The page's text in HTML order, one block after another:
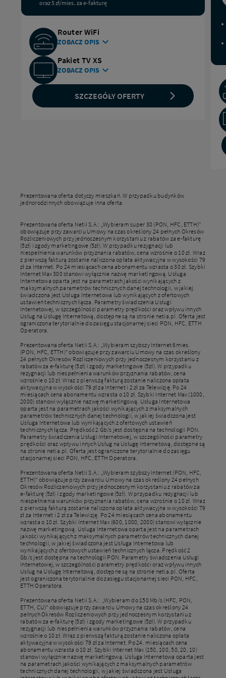
oraz 5 zł/mies. za e-fakturę
Router WiFi
ZOBACZ OPIS
CZYTAJ WIĘCEJ O ROUTERZE WIFI OD NETII
Pakiet TV XS
ZOBACZ OPIS
SZCZEGÓŁY OFERTY
Prezentowana oferta dotyczy mieszkań. W przypadku budynków
jednorodzinnych obowiązuje inna oferta.
Prezentowana oferta Netii S.A.: „Wybieram super 30 (PON, HFC, ETTH)”
obowiązuje przy zawarciu Umowy na czas określony 24 pełnych Okresów
Rozliczeniowych przy jednoczesnym korzystaniu z rabatów za e-fakturę
(5zł) i zgody marketingowe (5zł). W przypadku rezygnacji lub
niespełnienia warunków przyznania rabatów, cena wzrośnie o 10 zł. Wraz
z pierwszą fakturą zostanie naliczona opłata aktywacyjna w wysokości 79
zł za Internet. Po 24 miesiącach cena abonamentu wzrasta o 30 zł. Szybki
Internet Max 300 stanowi wyłącznie nazwę marketingową. Usługa
Internetowa oparta jest na parametrach jakości wynikających z
maksymalnych parametrów technicznych danej technologii, w jakiej
świadczona jest Usługa Internetowa lub wynikających z ofertowych
ustawień technicznych łącza. Parametry świadczenia Usługi
Internetowej, w szczególności parametry prędkości oraz wpływu innych
Usług na Usługę Internetową, dostępne są na stronie netia.pl. Oferta jest
ograniczona terytorialnie do zasięgu stacjonarnej sieci PON, HFC, ETTH
Operatora.
Prezentowana oferta Netii S.A.: „Wybieram szybszy Internet 6mies.
(PON, HFC, ETTH)” obowiązuje przy zawarciu Umowy na czas określony
24 pełnych Okresów Rozliczeniowych przy jednoczesnym korzystaniu z
rabatów za e-fakturę (5zł) i zgody marketingowe (5zł). W przypadku
rezygnacji lub niespełnienia warunków przyznania rabatów, cena
wzrośnie o 10 zł. Wraz z pierwszą fakturą zostanie naliczona opłata
aktywacyjna w wysokości 79 zł za Internet i 2 zł za Telewizję. Po 24
miesiącach cena abonamentu wzrasta o 10 zł. Szybki Internet Max (1000,
2000) stanowi wyłącznie nazwę marketingową. Usługa Internetowa
oparta jest na parametrach jakości wynikających z maksymalnych
parametrów technicznych danej technologii, w jakiej świadczona jest
Usługa Internetowa lub wynikających z ofertowych ustawień
technicznych łącza. Prędkość 2 Gb/s jest dostępna na technologii PON.
Parametry świadczenia Usługi Internetowej, w szczególności parametry
prędkości oraz wpływu innych Usług na Usługę Internetową, dostępne są
na stronie netia.pl. Oferta jest ograniczone terytorialnie do zasięgu
stacjonarnej sieci PON, HFC, ETTH Operatora.
Prezentowana oferta Netii S.A.: „Wybieram szybszy Internet (PON, HFC,
ETTH)” obowiązuje przy zawarciu Umowy na czas określony 24 pełnych
Okresów Rozliczeniowych przy jednoczesnym korzystaniu z rabatów za
e-fakturę (5zł) i zgody marketingowe (5zł). W przypadku rezygnacji lub
niespełnienia warunków przyznania rabatów, cena wzrośnie o 10 zł. Wraz
z pierwszą fakturą zostanie naliczona opłata aktywacyjna w wysokości 79
zł za Internet i 2 zł za Telewizję. Po 24 miesiącach cena abonamentu
wzrasta o 10 zł. Szybki Internet Max (600, 1000, 2000) stanowi wyłącznie
nazwę marketingową. Usługa Internetowa oparta jest na parametrach
jakości wynikających z maksymalnych parametrów technicznych danej
technologii, w jakiej świadczona jest Usługa Internetowa lub
wynikających z ofertowych ustawień technicznych łącza. Prędkość 2
Gb/s jest dostępna na technologii PON. Parametry świadczenia Usługi
Internetowej, w szczególności parametry prędkości oraz wpływu innych
Usług na Usługę Internetową, dostępne są na stronie netia.pl. Oferta
jest ograniczona terytorialnie do zasięgu stacjonarnej sieci PON, HFC,
ETTH Operatora.
Prezentowana oferta Netii S.A.: „Wybieram do 150 Mb/s (HFC, PON,
ETTH, CU)” obowiązuje przy zawarciu Umowy na czas określony 24
pełnych Okresów Rozliczeniowych przy jednoczesnym korzystaniu z
rabatów za e-fakturę (5zł) i zgody marketingowe (5zł). W przypadku
rezygnacji lub niespełnienia warunków przyznania rabatów, cena
wzrośnie o 10 zł. Wraz z pierwszą fakturą zostanie naliczona opłata
aktywacyjna w wysokości 79 zł za Internet. Po 24. miesiącach cena
abonamentu wzrasta o 10 zł. Szybki Internet Max (150, 100, 50, 20, 10)
stanowi wyłącznie nazwę marketingową. Usługa Internetowa oparta jest
na parametrach jakości wynikających z maksymalnych parametrów
technicznych danej technologii, w jakiej świadczona jest Usługa